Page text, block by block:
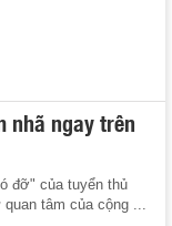
nhã ngay trên
đỡ" của tuyển thủ
tâm của cộng ...